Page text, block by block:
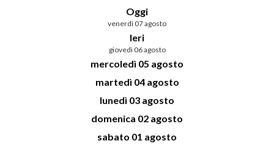
Oggi
venerdì 07 agosto
Ieri
giovedì 06 agosto
mercoledì 05 agosto
martedì 04 agosto
lunedì 03 agosto
domenica 02 agosto
sabato 01 agosto